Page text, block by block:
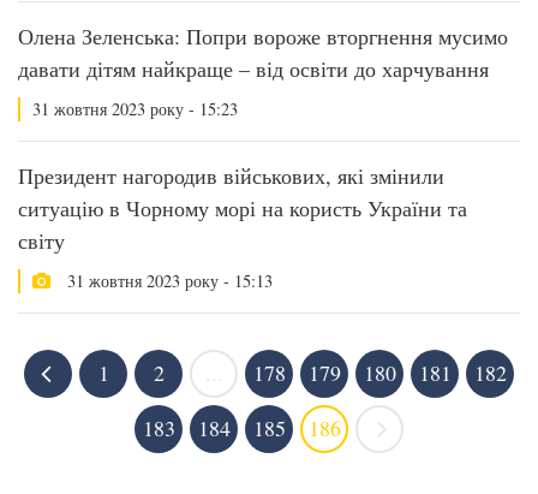
Олена Зеленська: Попри вороже вторгнення мусимо
давати дітям найкраще – від освіти до харчування
31 жовтня 2023 року - 15:23
Президент нагородив військових, які змінили
ситуацію в Чорному морі на користь України та
світу
31 жовтня 2023 року - 15:13
1 2 178 179 180 181
182
183
184 185 186